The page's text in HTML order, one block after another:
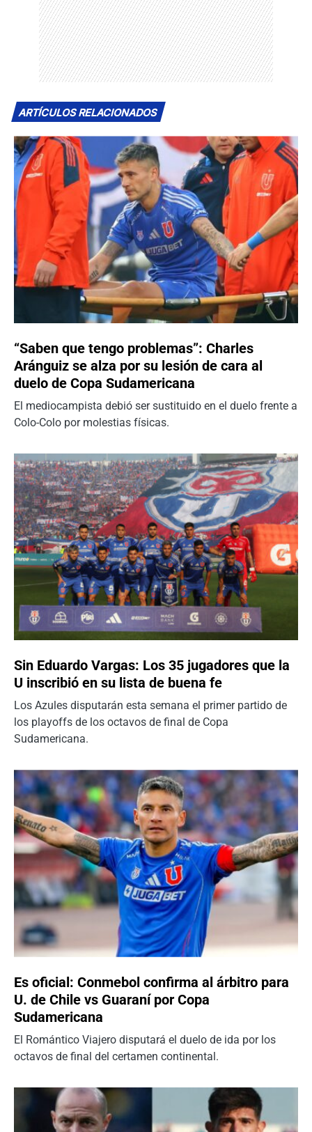
ARTÍCULOS RELACIONADOS
“Saben que tengo problemas”: Charles
Aránguiz se alza por su lesión de cara al
duelo de Copa Sudamericana
El mediocampista debió ser sustituido en el duelo frente a
Colo-Colo por molestias físicas.
Sin Eduardo Vargas: Los 35 jugadores que la
U inscribió en su lista de buena fe
Los Azules disputarán esta semana el primer partido de
los playoffs de los octavos de final de Copa
Sudamericana.
Es oficial: Conmebol confirma al árbitro para
U. de Chile vs Guaraní por Copa
Sudamericana
El Romántico Viajero disputará el duelo de ida por los
octavos de final del certamen continental.